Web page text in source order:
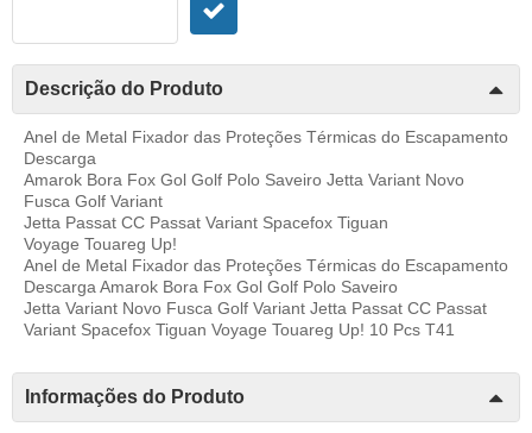
Descrição do Produto
Anel de Metal Fixador das Proteções Térmicas do Escapamento
Descarga
Amarok Bora Fox Gol Golf Polo Saveiro Jetta Variant Novo
Fusca Golf Variant
Jetta Passat CC Passat Variant Spacefox Tiguan
Voyage Touareg Up!
Anel de Metal Fixador das Proteções Térmicas do Escapamento
Descarga Amarok Bora Fox Gol Golf Polo Saveiro
Jetta Variant Novo Fusca Golf Variant Jetta Passat CC Passat
Variant Spacefox Tiguan Voyage Touareg Up! 10 Pcs T41
Informações do Produto